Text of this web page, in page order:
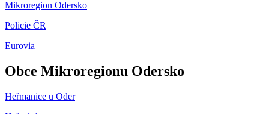
Mikroregion Odersko
Policie ČR
Eurovia
Obce Mikroregionu Odersko
Heřmanice u Oder